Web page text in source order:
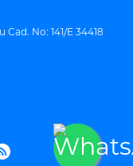
No: 141/E 34418